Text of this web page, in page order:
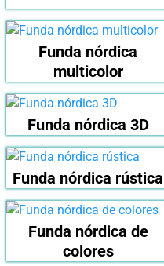
Funda nórdica
multicolor
Funda nórdica 3D
Funda nórdica rústica
Funda nórdica de
colores